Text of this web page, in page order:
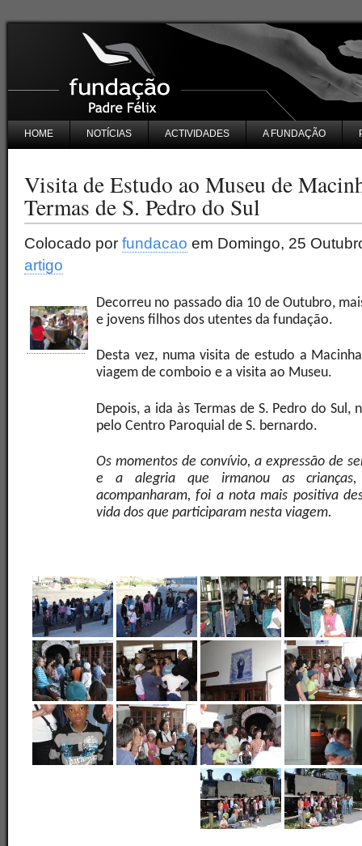
HOME NOTÍCIAS ACTIVIDADES A FUNDAÇÃO
Visita de Estudo ao Museu de
Termas de S. Pedro do Sul
Colocado por fundacao em Domingo, 25
artigo
Decorreu no passado dia 10 de Outubro,
e jovens filhos dos utentes da fundação.
Desta vez, numa visita de estudo a
viagem de comboio e a visita ao Museu.
Depois, a ida às Termas de S. Pedro do
pelo Centro Paroquial de S. bernardo.
Os momentos de convívio, a expressão de
e a alegria que irmanou as
acompanharam,foi a nota mais positiva
vida dos que participaram nesta viagem.